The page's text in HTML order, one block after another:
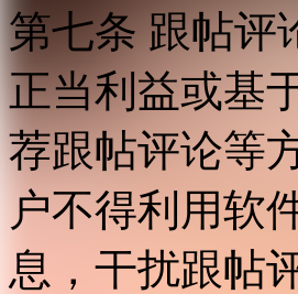
第七条 跟帖评
正当利益或基
荐跟帖评论等
户不得利用软
息，干扰跟帖